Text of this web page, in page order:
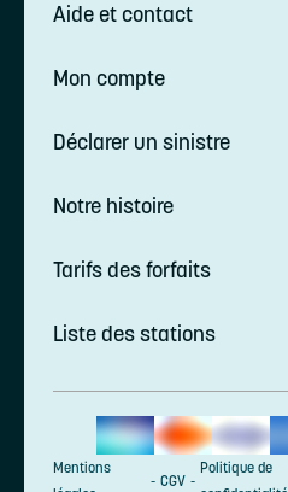
Aide et contact
Mon compte
Déclarer un sinistre
Notre histoire
Tarifs des forfaits
Liste des stations
Mentions
CGV
Politique de